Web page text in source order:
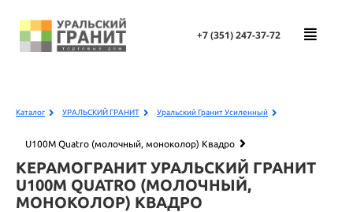
+7 (351)247-37-72
Каталог УРАЛЬСКИЙ ГРАНИТ Уральский Гранит Усиленный
U100M Quatro (молочный, моноколор) Квадро
КЕРАМОГРАНИТ УРАЛЬСКИЙ ГРАНИТ
U100M QUATRO (МОЛОЧНЫЙ,
МОНОКОЛОР) КВАДРО